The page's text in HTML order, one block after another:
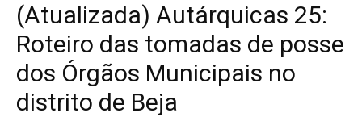
(Atualizada) Autárquicas 25:
Roteiro das tomadas de posse
dos Órgãos Municipais no
distrito de Beja